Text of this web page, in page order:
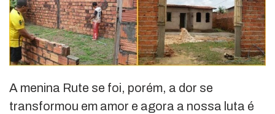
A menina Rute se foi, porém, a dor se
transformou em amor e agora a nossa luta é